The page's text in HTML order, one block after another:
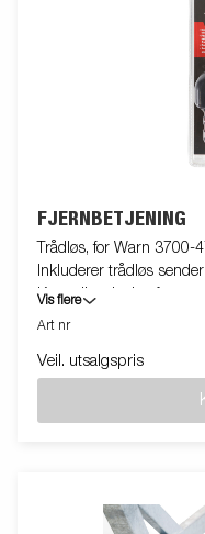
FJERNBETJENING
Trådløs, for Warn 3700-
Inkluderer trådløs
Kontroller vinsjen fra
Vis flere
Art nr
Veil. utsalgspris